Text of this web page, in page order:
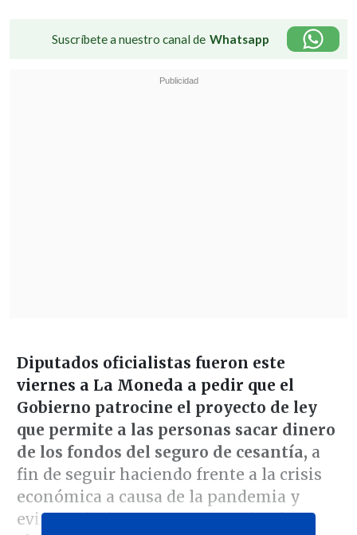
Suscríbete a nuestro canal de Whatsapp
Diputados oficialistas fueron este
viernes a La Moneda a pedir que el
Gobierno patrocine el proyecto de ley
que permite a las personas sacar dinero
de los fondos del seguro de cesantía, a
fin de seguir haciendo frente a la crisis
económica a causa de la pandemia y
evitar, asimismo, un tercer retiro de